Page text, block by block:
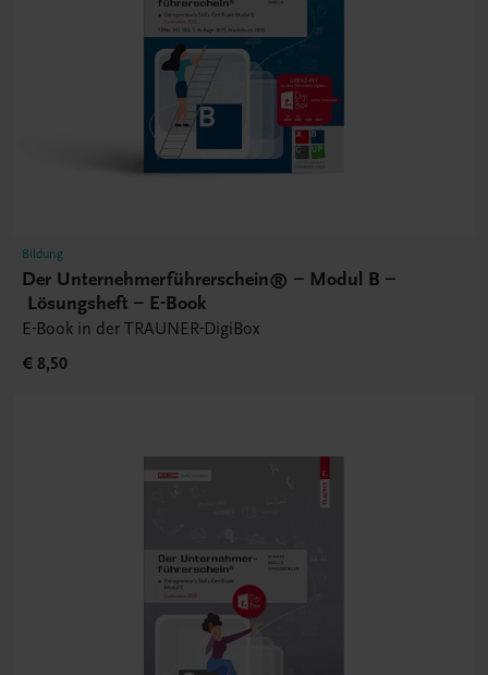
Bildung
Der Unternehmerführerschein® – Modul B –
Lösungsheft – E-Book
E-Book in der TRAUNER-DigiBox
€ 8,50